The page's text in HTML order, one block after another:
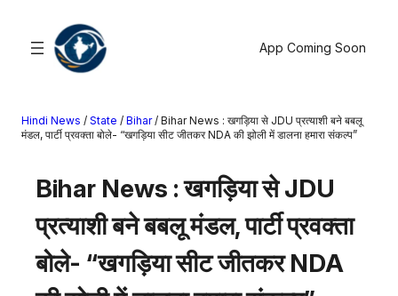
खोजें
मनोरंजन
राज्य
आस्था
App Coming Soon
Hindi News / State / Bihar/ Bihar News : खगड़िया से JDU प्रत्याशी बने बबलू
मंडल, पार्टी प्रवक्ता बोले- “खगड़िया सीट जीतकर NDA की झोली में डालना हमारा संकल्प”
Bihar News : खगड़िया से JDU
प्रत्याशी बने बबलू मंडल, पार्टी प्रवक्ता
बोले- “खगड़िया सीट जीतकर NDA